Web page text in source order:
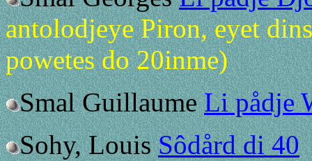
antolodjeye Piron, eyet
powetes do 20inme)
Smal GuillaumeLi pådje
Sohy, LouisSôdård di 40